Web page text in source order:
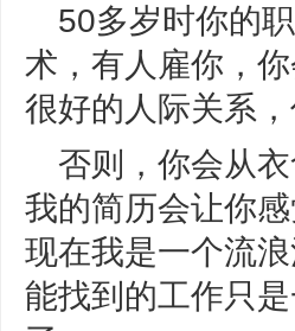
50多岁时你的
术，有人雇你，
很好的人际关系
否则，你会从
我的简历会让你
现在我是一个流
能找到的工作只